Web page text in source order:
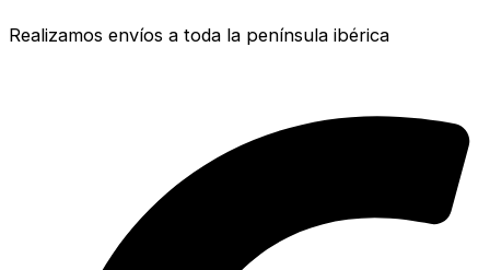
Realizamos envíos a toda la península ibérica